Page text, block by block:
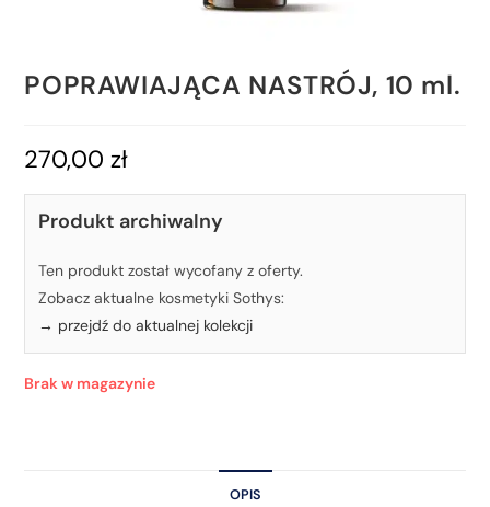
POPRAWIAJĄCA NASTRÓJ, 10 ml.
270,00zł
Produkt archiwalny
Ten produkt został wycofany z oferty.
Zobacz aktualne kosmetyki Sothys:
→ przejdź do aktualnej kolekcji
Brak w magazynie
OPIS